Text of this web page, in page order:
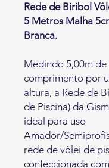
Rede de Biribol
5 Metros Malha
Branca.
Medindo 5,00m de
comprimento por
altura, a Rede de
de Piscina) da
ideal para uso
Amador/
rede de vôlei de
confeccionada